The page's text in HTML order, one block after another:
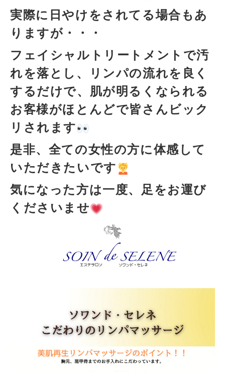
実際に日やけをされてる場合もあ
りますが・・・
フェイシャルトリートメントで汚
れを落とし、リンパの流れを良く
するだけで、肌が明るくなられる
お客様がほとんどで皆さんビック
リされます
是非、全ての女性の方に体感して
いただきたいです
気になった方は一度、足をお運び
くださいませ